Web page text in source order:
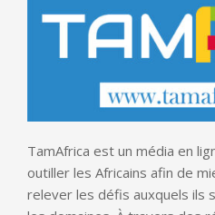
TamAfrica est un média en
outiller les Africains afin de
relever les défis auxquels ils